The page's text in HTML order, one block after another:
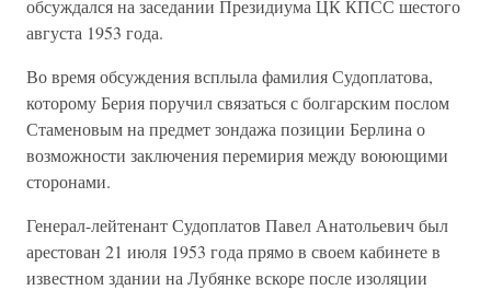
обсуждался на заседании Президиума ЦК КПСС шестого
августа 1953 года.
Во время обсуждения всплыла фамилия Судоплатова,
которому Берия поручил связаться с болгарским послом
Стаменовым на предмет зондажа позиции Берлина о
возможности заключения перемирия между воюющими
сторонами.
Генерал-лейтенант Судоплатов Павел Анатольевич был
арестован 21 июля 1953 года прямо в своем кабинете в
известном здании на Лубянке вскоре после изоляции